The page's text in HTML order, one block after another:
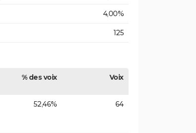
4,00%
125
% des voix Voix
52,46% 64